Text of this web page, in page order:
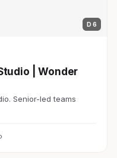
D 6
| Wonder
Senior-led teams